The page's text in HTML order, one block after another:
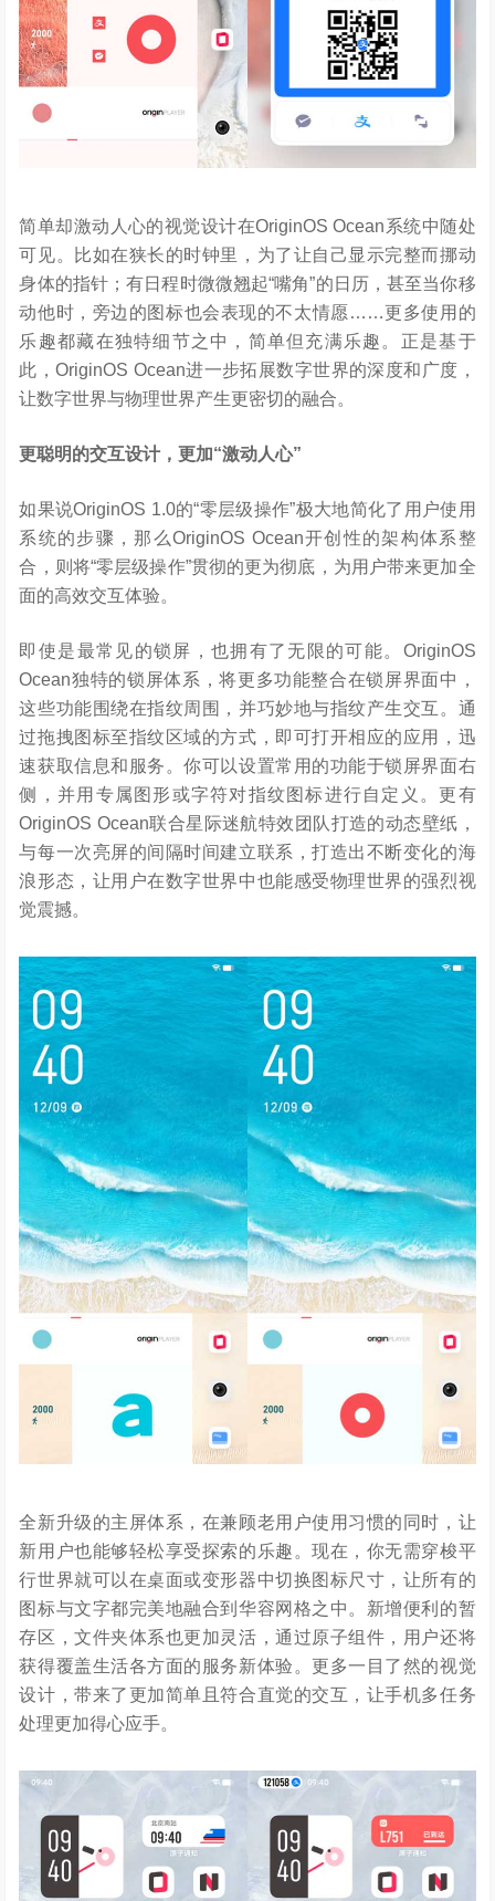
简单却激动人心的视觉设计在OriginOS Ocean系统中随处
可见。比如在狭长的时钟里，为了让自己显示完整而挪动
身体的指针；有日程时微微翘起“嘴角”的日历，甚至当你移
动他时，旁边的图标也会表现的不太情愿……更多使用的
乐趣都藏在独特细节之中，简单但充满乐趣。正是基于
此，OriginOS Ocean进一步拓展数字世界的深度和广度，
让数字世界与物理世界产生更密切的融合。
更聪明的交互设计，更加“激动人心”
如果说OriginOS 1.0的“零层级操作”极大地简化了用户使用
系统的步骤，那么OriginOS Ocean开创性的架构体系整
合，则将“零层级操作”贯彻的更为彻底，为用户带来更加全
面的高效交互体验。
即使是最常见的锁屏，也拥有了无限的可能。OriginOS
Ocean独特的锁屏体系，将更多功能整合在锁屏界面中，
这些功能围绕在指纹周围，并巧妙地与指纹产生交互。通
过拖拽图标至指纹区域的方式，即可打开相应的应用，迅
速获取信息和服务。你可以设置常用的功能于锁屏界面右
侧，并用专属图形或字符对指纹图标进行自定义。更有
OriginOS Ocean联合星际迷航特效团队打造的动态壁纸，
与每一次亮屏的间隔时间建立联系，打造出不断变化的海
浪形态，让用户在数字世界中也能感受物理世界的强烈视
觉震撼。
全新升级的主屏体系，在兼顾老用户使用习惯的同时，让
新用户也能够轻松享受探索的乐趣。现在，你无需穿梭平
行世界就可以在桌面或变形器中切换图标尺寸，让所有的
图标与文字都完美地融合到华容网格之中。新增便利的暂
存区，文件夹体系也更加灵活，通过原子组件，用户还将
获得覆盖生活各方面的服务新体验。更多一目了然的视觉
设计，带来了更加简单且符合直觉的交互，让手机多任务
处理更加得心应手。